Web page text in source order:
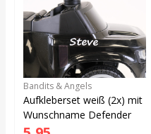
Bandits & Angels
Aufkleberset weiß (2x) mit
Wunschname Defender